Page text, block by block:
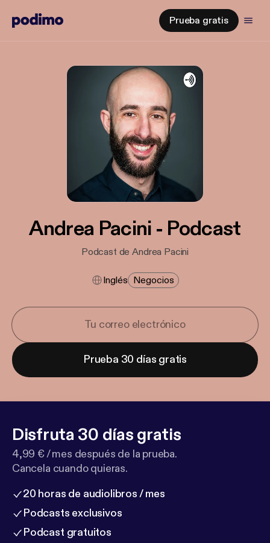
Prueba gratis
Andrea Pacini - Podcast
Podcast de Andrea Pacini
Inglés Negocios
Prueba 30 días gratis
Disfruta 30 días gratis
4,99 € / mes después de la prueba.
Cancela cuando quieras.
20 horas de audiolibros / mes
Podcasts exclusivos
Podcast gratuitos